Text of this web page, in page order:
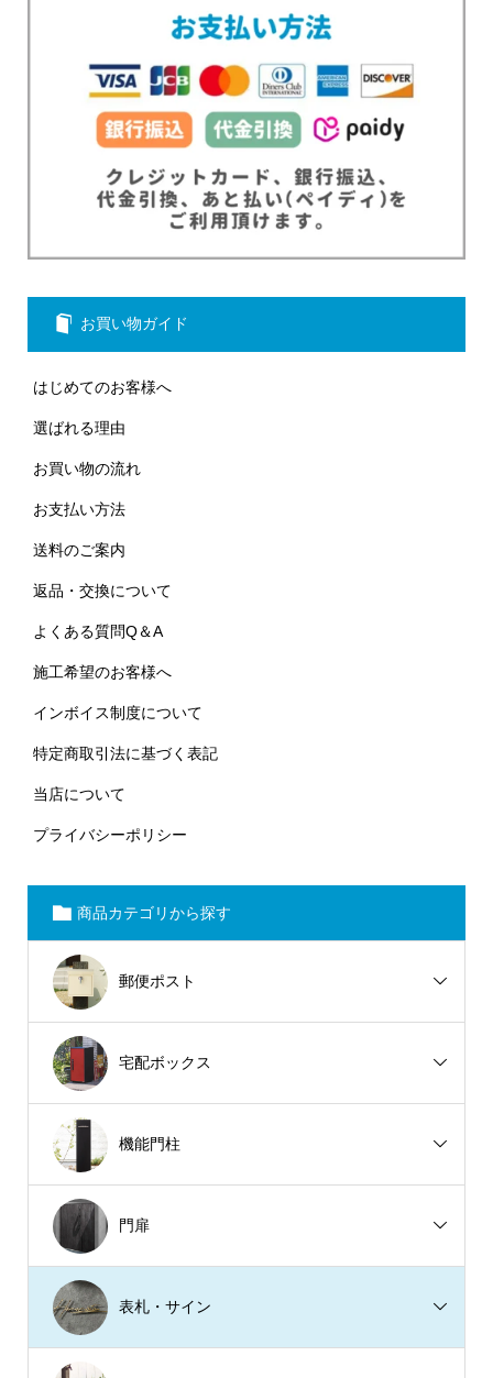
お買い物ガイド
はじめてのお客様へ
選ばれる理由
お買い物の流れ
お支払い方法
送料のご案内
返品・交換について
よくある質問Q＆A
施工希望のお客様へ
インボイス制度について
特定商取引法に基づく表記
当店について
プライバシーポリシー
商品カテゴリから探す
郵便ポスト
宅配ボックス
機能門柱
門扉
表札・サイン